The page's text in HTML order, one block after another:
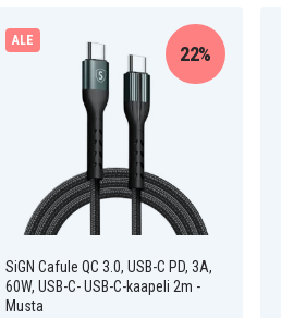
ALE
SiGN Cafule QC 3.0, USB-C PD, 3A,
60W, USB-C- USB-C-kaapeli 2m -
Musta
22%